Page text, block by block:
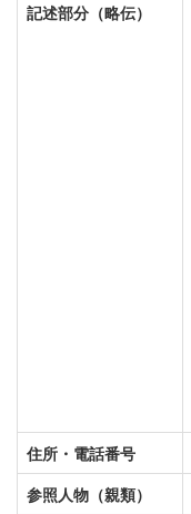
記述部分（略伝）
住所・電話番号
参照人物（親類）